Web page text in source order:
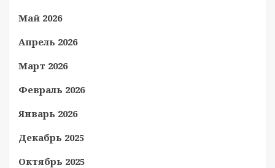
Май 2026
Апрель 2026
Март 2026
Февраль 2026
Январь 2026
Декабрь 2025
Октябрь 2025